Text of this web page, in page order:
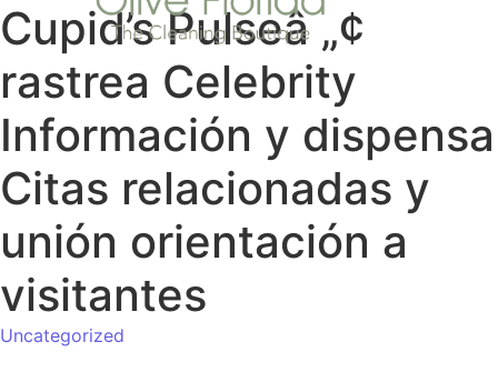
Cupid’s Pulseâ „¢
rastrea Celebrity
Información y dispensa
Citas relacionadas y
unión orientación a
visitantes
Uncategorized